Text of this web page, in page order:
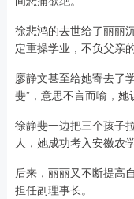
徐悲鸿的去世给了丽丽
定重操学业，不负父亲
廖静文甚至给她寄去了
斐”，意思不言而喻，她
徐静斐一边把三个孩子
人，她成功考入安徽农
后来，丽丽又不断提高
担任副理事长。